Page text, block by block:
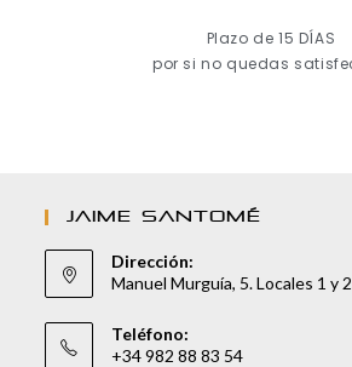
Plazo de 15 DÍAS
por si no quedas
JAIME SANTOMÉ
Dirección:
Manuel Murguía, 5. Locales 1 y
Teléfono:
+34 982 88 83 54